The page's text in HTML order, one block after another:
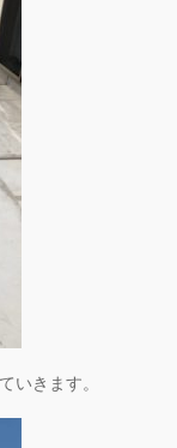
いきます。